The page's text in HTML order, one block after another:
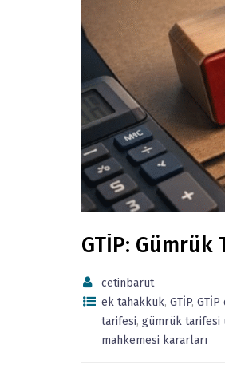
GTİP: Gümrük
cetinbarut
ek tahakkuk, GTİP, GTİP
tarifesi, gümrük tarifesi
mahkemesi kararları